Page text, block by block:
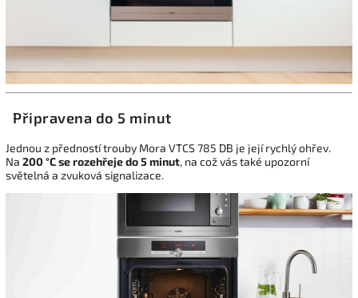
Připravena do 5 minut
Jednou z předností trouby Mora VTCS 785 DB je její rychlý ohřev.
Na 200 °C se rozehřeje do 5 minut, na což vás také upozorní
světelná a zvuková signalizace.